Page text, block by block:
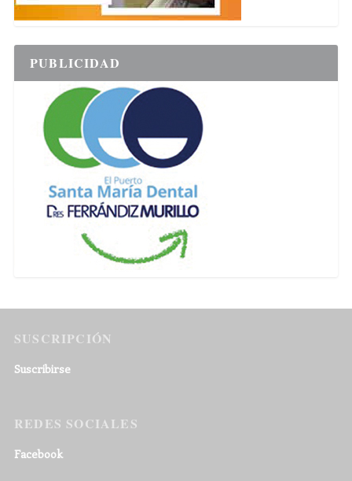
PUBLICIDAD
SUSCRIPCIÓN
Suscribirse
REDES SOCIALES
Facebook